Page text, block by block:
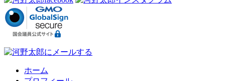
ホーム